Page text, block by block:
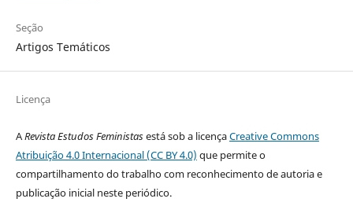
Seção
Artigos Temáticos
Licença
ARevista Estudos Feministasestá sob a licençaCreative Commons
Atribuição 4.0 Internacional (CC BY 4.0) que permite o
compartilhamento do trabalho com reconhecimento de autoria e
publicação inicial neste periódico.